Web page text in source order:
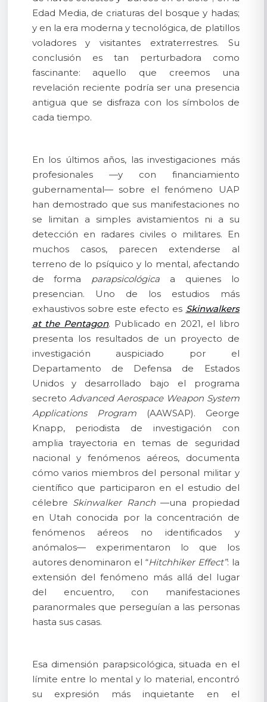
Edad Media, de criaturas del bosque y hadas;
y en la era moderna y tecnológica, de platillos
voladores y visitantes extraterrestres. Su
conclusión es tan perturbadora como
fascinante: aquello que creemos una
revelación reciente podría ser una presencia
antigua que se disfraza con los símbolos de
cada tiempo.
En los últimos años, las investigaciones más
profesionales —y con financiamiento
gubernamental— sobre el fenómeno UAP
han demostrado que sus manifestaciones no
se limitan a simples avistamientos ni a su
detección en radares civiles o militares. En
muchos casos, parecen extenderse al
terreno de lo psíquico y lo mental, afectando
de forma parapsicológica a quienes lo
presencian. Uno de los estudios más
exhaustivos sobre este efecto es Skinwalkers
at the Pentagon. Publicado en 2021, el libro
presenta los resultados de un proyecto de
investigación auspiciado por el
Departamento de Defensa de Estados
Unidos y desarrollado bajo el programa
secretoAdvanced Aerospace Weapon System
Applications Program(AAWSAP). George
Knapp, periodista de investigación con
amplia trayectoria en temas de seguridad
nacional y fenómenos aéreos, documenta
cómo varios miembros del personal militar y
científico que participaron en el estudio del
célebre Skinwalker Ranch—una propiedad
en Utah conocida por la concentración de
fenómenos aéreos no identificados y
anómalos— experimentaron lo que los
autores denominaron el “Hitchhiker Effect”: la
extensión del fenómeno más allá del lugar
del encuentro, con manifestaciones
paranormales que perseguían a las personas
hasta sus casas.
Esa dimensión parapsicológica, situada en el
límite entre lo mental y lo material, encontró
su expresión más inquietante en el